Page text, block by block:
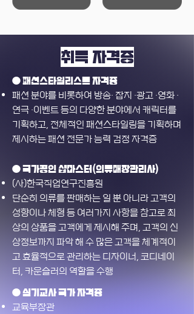
취득 자격증
● 패션스타일리스트 자격증
패션 분야를 비롯하여 방송· 잡지 ·광고 ·영화 ·
연극 ·이벤트 등의 다양한 분야에서 캐릭터를
기획하고, 전체적인 패션스타일링을 기획하며
제시하는 패션 전문가 능력 검정 자격증
● 국가공인 샵마스터(의류매장관리사)
(사)한국직업연구진흥원
단순히 의류를 판매하는 일 뿐 아니라 고객의
성향이나 체형 등 여러가지 사항을 참고로 최
상의 상품을 고객에게 제시해 주며, 고객의 신
상정보까지 파악 해 수 많은 고객을 체계적이
고 효율적으로 관리하는 디자이너, 코디네이
터, 카운슬러의 역할을 수행
● 실기교사 국가 자격증
교육부장관